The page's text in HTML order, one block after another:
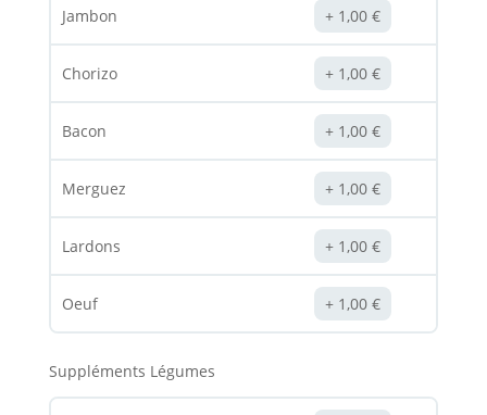
Jambon 1,00€
Chorizo 1,00€
Bacon 1,00€
Merguez 1,00€
Lardons 1,00€
Oeuf 1,00€
Suppléments Légumes